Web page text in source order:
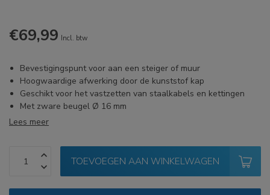
€69,99 Incl. btw
Bevestigingspunt voor aan een steiger of muur
Hoogwaardige afwerking door de kunststof kap
Geschikt voor het vastzetten van staalkabels en kettingen
Met zware beugel Ø 16 mm
Lees meer
TOEVOEGEN AAN WINKELWAGEN